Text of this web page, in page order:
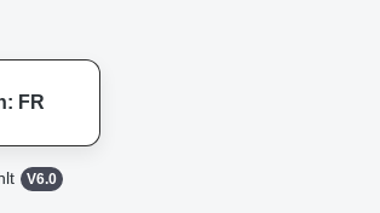
FR
V6.0